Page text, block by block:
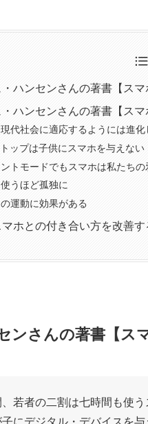
ハンセンさんの著書【ス
ハンセンさんの著書【ス
代社会に適応するようには進
ップは子供にスマホを与えない
トモードでもスマホは私たちの
うほど孤独に
運動に効果がある
マホとの付き合い方を改善
ンさんの著書【ス
若者の二割は七時間も使
にデジタル・デバイスを